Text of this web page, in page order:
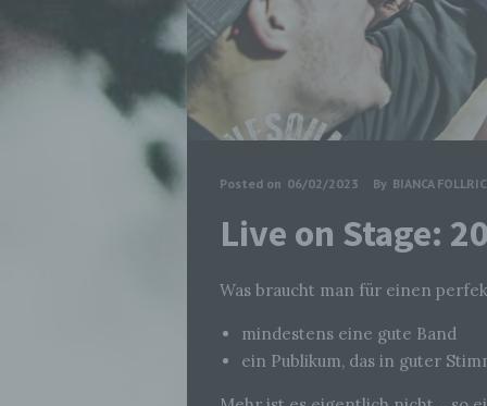
Posted on 06/02/2023 By BIANCA
Live on Stage:
Was braucht man für einen
mindestens eine gute Band
ein Publikum, das in guter